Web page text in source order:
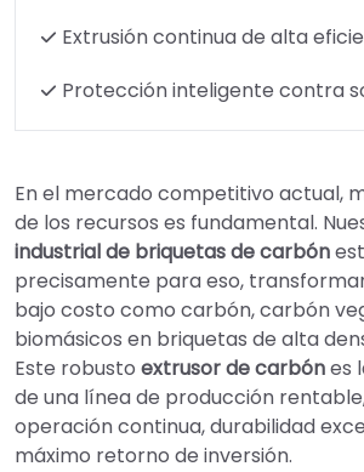
Extrusión continua de alta
Protección inteligente contra
En el mercado competitivo actual,
de los recursos es fundamental.
industrial de briquetas de carbón
precisamente para eso,
bajo costo como carbón, carbón
biomásicos en briquetas de alta
Este robusto extrusor de carbónes
de una línea de producción
operación continua, durabilidad
máximo retorno de inversión.